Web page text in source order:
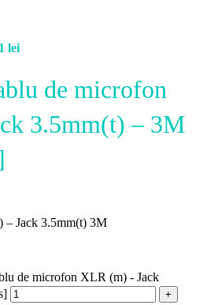
lei
de microfon
3.5mm(t) – 3M
– Jack 3.5mm(t) 3M
de microfon XLR (m) - Jack